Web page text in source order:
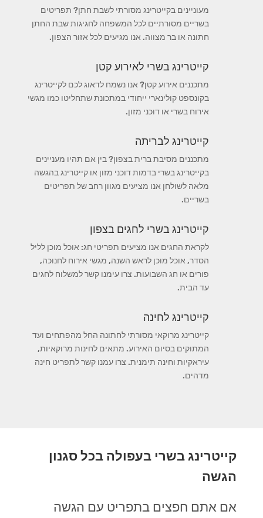
מעוניינים בקייטרינג מסורתי לשבת חתן? תפריטים
בשריים מסורתיים לכל המשפחה לחגיגות שבת החתן
חתונה או בר מצווה. אנו מגיעים לכל אזור הצפון.
קייטרינג בשרי לאירוע קטן
מתכננים אירוע קטן? אנו נשמח לדאוג לכם לקייטרינג
בקונספט קולינארי ייחודי במתכונת שתחליטו כמו מגשי
אירוח בשרי או דוכני מזון.
קייטרינג לבריתה
מתכננים מסיבת ברית בצפון? בין אם תהיו מעניינים
בקייטרינג בשרי בדמות דוכני מזון או קייטרינג בהגשה
מלאה לשולחן אנו מציעים מגוון רחב של תפריטים
בשריים.
קייטרינג בשרי לחגים בצפון
לקראת החגים אנו מציעים תפריטי חג: אוכל מוכן לליל
הסדר, אוכל מוכן לראש השנה, מגשי אירוח לחנוכה,
פורים או חג השבועות. צרו עימנו קשר למשלוח לחגים
עד הבית.
קייטרינג לחינה
קייטרינג מרוקאי מסורתי לחתונה החל מהפתחים ועד
המתוקים בסיום האירוע. מתאים לחינות מרוקאיות,
עיראקיות וחינה תימנית. צרו עמנו קשר לתפריט חינה
מדהים.
קייטרינג בשרי בעפולה בכל סגנון
הגשה
אם אתם חפצים בתפריט עם הגשה